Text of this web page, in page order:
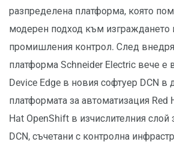
разпределена платформа, която
модерен подход към изграждането
промишления контрол. След
платформа Schneider Electric вече е
Device Edge в новия софтуер DCN
платформата за автоматизация Red
Hat OpenShift в изчислителния слой
DCN, съчетани с контролна